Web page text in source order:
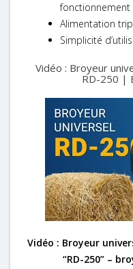
fonctionnement
Alimentation
Simplicité
Vidéo : Broyeur
RD-250 |
Vidéo : Broyeur
“RD-250” –